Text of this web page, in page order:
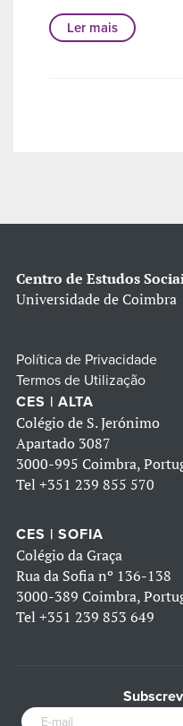
Ler mais
Centro de Estudos
Universidade de Coimbra
Política de Privacidade
Termos de Utilização
CES | ALTA
Colégio de S. Jerónimo
Apartado 3087
3000-995 Coimbra,
Tel +351 239 855 570
CES | SOFIA
Colégio da Graça
Rua da Sofia nº 136-138
3000-389 Coimbra,
Tel +351 239 853 649